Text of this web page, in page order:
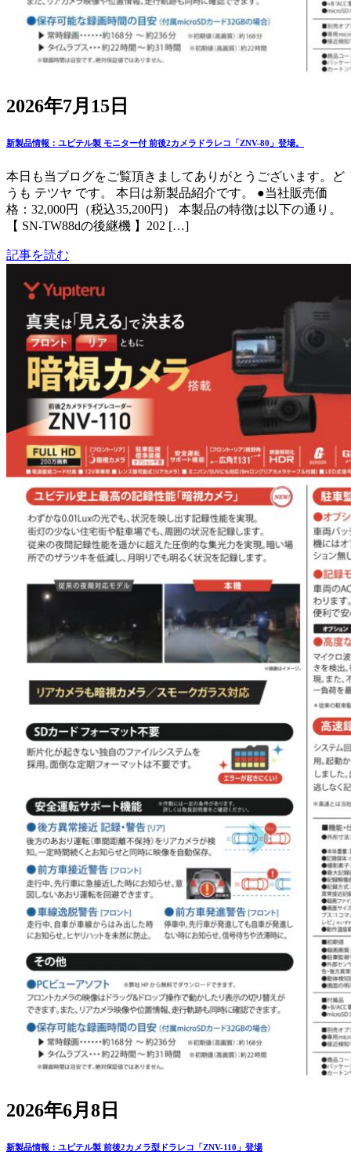
2026年7月15日
新製品情報：ユピテル製 モニター付 前後2カメラドラレコ「ZNV-80」登場。
本日も当ブログをご覧頂きましてありがとうございます。ど
うも テツヤ です。 本日は新製品紹介です。 ●当社販売価
格：32,000円（税込35,200円） 本製品の特徴は以下の通り。
【 SN-TW88dの後継機 】202 […]
記事を読む
2026年6月8日
新製品情報：ユピテル製 前後2カメラ型ドラレコ「ZNV-110」登場